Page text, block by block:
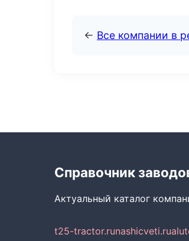
← Все компании в
Справочник
Актуальный каталог
t25-tractor.runashicveti.ru